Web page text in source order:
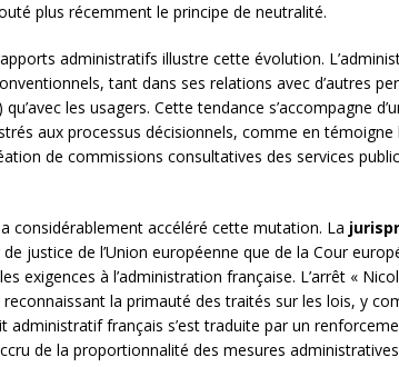
plus récemment le principe de neutralité.
administratifs illustre cette évolution.
tant dans ses relations avec d’autres
les usagers. Cette tendance s’accompagne
aux processus décisionnels, comme en témoigne
de commissions consultatives des services
considérablement accéléré cette mutation. La
justice de l’Union européenne que de la Cour
exigences à l’administration française. L’arrêt «
la primauté des traités sur les lois, y
administratif français s’est traduite par un
de la proportionnalité des mesures